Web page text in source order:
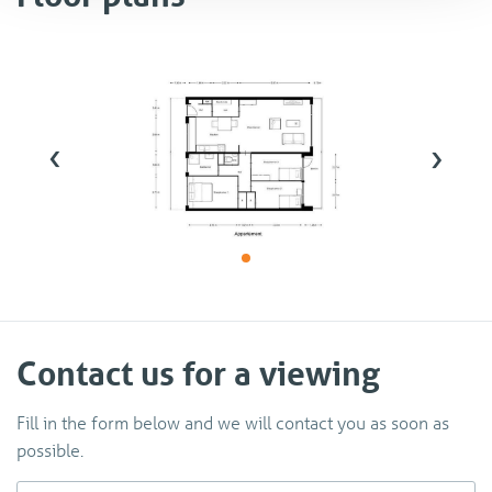
www.bjornd.nl. Vervolgens ontvangt u van ons een
bevestigingsmail met een vragenlijst welke u dient in te
vullen. Wanneer u geselecteerd bent voor de bezichtiging
krijgt u van ons een uitnodiging. Indien u na 3 werkdagen
niets van ons vernomen heeft bent u helaas niet
geselecteerd voor de bezichtigingsronde. Na de
bezichtiging dient u ons ook weer per e-mail te laten
huren. Wij zullen uw verzoek aan de verhuurder
verhuurder specifiek om diverse documenten
1. Kopie paspoort dan wel ander geldig legitimatiebewijs
ofwel verblijfsvergunning bij buitenlandse (niet-EU)
‹ ›
Contact us for a viewing
Fill in the form below and we will contact you as soon as
possible.